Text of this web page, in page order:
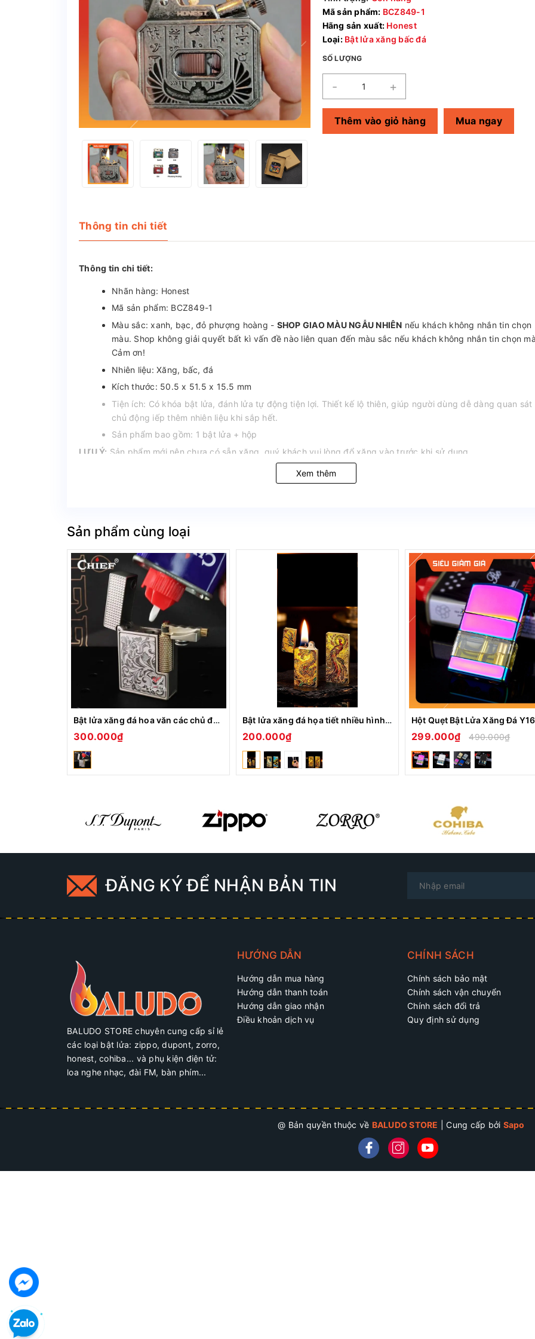
Mã sản phẩm: BCZ849-1
Hãng sản xuất: Honest
Loại:Bật lửa xăng bấc đá
SỐ LƯỢNG
- +
Thêm vào giỏ hàng Mua ngay
Thông tin chi tiết
Thông tin chi tiết:
Nhãn hàng: Honest
Mã sản phẩm: BCZ849-1
Màu sắc: xanh, bạc, đỏ phượng hoàng - SHOP GIAO MÀU NGẪU NHIÊN nếu khách không nhắn tin chọn
màu. Shop không giải quyết bất kì vấn đề nào liên quan đến màu sắc nếu khách không nhắn tin chọn
Cảm ơn!
Nhiên liệu: Xăng, bấc, đá
Kích thước: 50.5 x 51.5 x 15.5 mm
Tiện ích: Có khóa bật lửa, đánh lửa tự động tiện lợi. Thiết kế lộ thiên, giúp người dùng dễ dàng quan sát
chủ động iếp thêm nhiên liệu khi sắp hết.
Sản phẩm bao gồm: 1 bật lửa + hộp
LƯU Ý: Sản phẩm mới nên chưa có sẵn xăng, quý khách vui lòng đổ xăng vào trước khi sử dụng.
Xem thêm
Sản phẩm cùng loại
Bật lửa xăng đá hoa văn các chủ đề CHIEF CF-328
300.000₫
Bật lửa xăng đá họa tiết nhiều hình XD-001
200.000₫ 299.000₫ 490.000₫
ĐĂNG KÝ ĐỂ NHẬN BẢN TIN
BALUDO STORE chuyên cung cấp sỉ lẻ
các loại bật lửa: zippo, dupont, zorro,
honest, cohiba... và phụ kiện điện tử:
loa nghe nhạc, đài FM, bàn phím...
HƯỚNG DẪN
Hướng dẫn mua hàng
Hướng dẫn thanh toán
Hướng dẫn giao nhận
Điều khoản dịch vụ
CHÍNH SÁCH
Chính sách bảo mật
Chính sách vận chuyển
Chính sách đổi trả
Quy định sử dụng
@ Bản quyền thuộc về BALUDO STORE Cung cấp bởi Sapo